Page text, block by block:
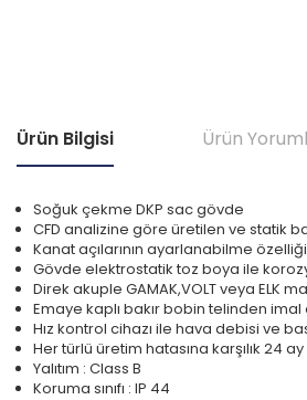
Ürün Bilgisi Ürün
Soğuk çekme DKP sac gövde
CFD analizine göre üretilen ve statik
Kanat açılarının ayarlanabilme
Gövde elektrostatik toz boya ile
Direk akuple GAMAK,VOLT veya ELK
Emaye kaplı bakır bobin telinden imal
Hız kontrol cihazı ile hava debisi ve
Her türlü üretim hatasına karşılık 24
Yalıtım : Class B
Koruma sınıfı : IP 44